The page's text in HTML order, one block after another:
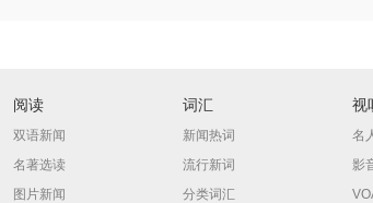
阅读
双语新闻
名著选读
图片新闻
词汇
新闻热词
流行新词
分类词汇
视
名
影